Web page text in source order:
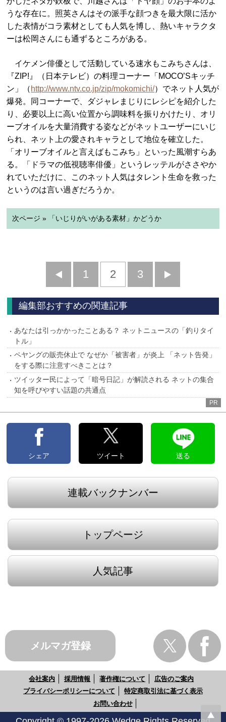
うな存在に。照英さんはその派手な顔つきを最大限に活か
した表情がコラ素材としても人気を博し、熱いキャラクタ
ーは松岡さんにも通ずるところがある。
イケメン俳優として活動している速水もこみちさんは、
『ZIP!』（日本テレビ）の料理コーナー「MOCO’Sキッチ
ン」（ http://www.ntv.co.jp/zip/mokomichi/）でネット人気が
爆発。同コーナーで、ダジャレまじりにレシピを紹介した
り、必要以上に高い位置から調味料を振りかけたり、オリ
ーブオイルを大量消費する姿などがネットユーザーにいじ
られ、ネット上の愛されキャラとして地位を確立した。
「オリーブオイルと言えばもこみち」といった風潮すらあ
る。「ドラマの低視聴率俳優」というレッテルがささやか
れていただけに、このネット人気はタレント生命を救った
というのは言い過ぎだろうか。
次ページ » 「いじりがいがある素材」かどうか
前
へ
1 2 3
へ
編集部おすすめの関連記事
あなたは引っかかったことある？ ネットニュースの「釣りタイ
トル」
ペヤングの販売休止で なぜか「被害者」が炎上 「ネット告発」
をする際に注意すべきことは？
ツイッター民によって「暗号日記」が解読される ネットの集合
知を呼びやすい話題の共通点
PR
シェア ツイート 送る
連載バックナンバー
トップページ
人気記事
メルマガ登録
会社案内 採用情報 著作権について
広告のご案内
プライバシーポリシーについて
特定商取引法に基づく表示
お問い合わせ